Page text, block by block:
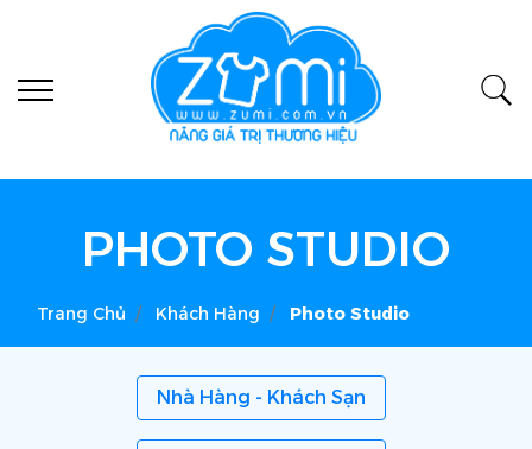
PHOTO STUDIO
Trang Chủ Khách Hàng Photo Studio
Nhà Hàng - Khách Sạn